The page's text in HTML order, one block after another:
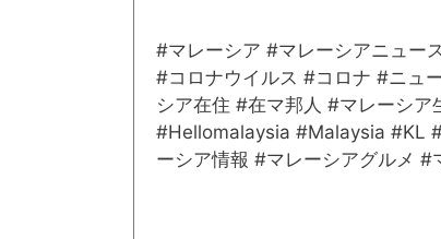
#マレーシア #マレーシアニュー
#コロナウイルス #コロナ #ニュ
シア在住 #在マ邦人 #マレーシ
#Hellomalaysia #Malaysia #KL
ーシア情報 #マレーシアグルメ #